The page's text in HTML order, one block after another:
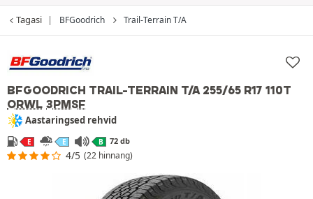
Tagasi BFGoodrich Trail-Terrain T/A
BFGOODRICH TRAIL-TERRAIN T/A 255/65 R17 110T
ORWL 3PMSF
Aastaringsed rehvid
E E B 72 db
4/5 (22 hinnang)